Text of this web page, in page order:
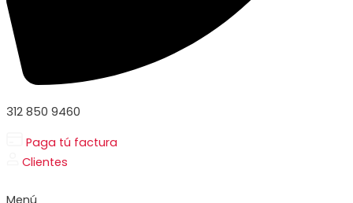
312 850 9460
Paga tú factura
Clientes